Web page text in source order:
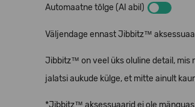
Automaatne tõlge (AI abil)
Väljendage ennast Jibbitz™
Jibbitz™ on veel üks oluline detail, mis
jalatsi aukude külge, et mitte ainult
*Jibbitz™ aksessuaarid ei ole